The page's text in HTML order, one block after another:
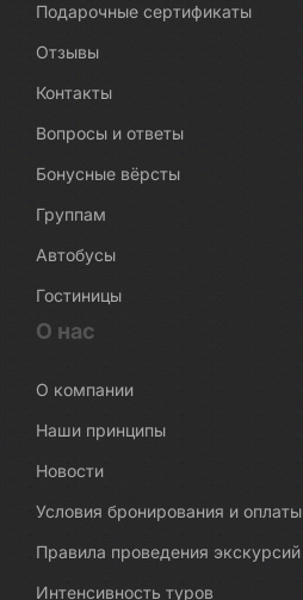
Подарочные сертификаты
Отзывы
Контакты
Вопросы и ответы
Бонусные вёрсты
Группам
Автобусы
Гостиницы
О нас
О компании
Наши принципы
Новости
Условия бронирования и оплаты
Правила проведения экскурсий
Интенсивность туров